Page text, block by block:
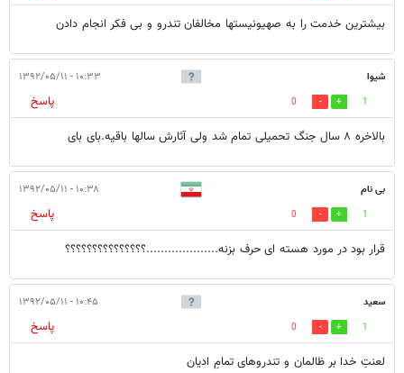
بیشترین خدمت را به صهیونیستها مخالفان تندرو و بی فکر انجام دادن
شيوا ۱۰:۳۳ - ۱۳۹۲/۰۵/۱۱
1
0
پاسخ
بالاخره ٨ سال جنگ تحميلى تمام شد ولى آثارش سالها باقيه.باى باى
بی نام ۱۰:۳۸ - ۱۳۹۲/۰۵/۱۱
1
0
پاسخ
قرار بود در مورد هسته ای حرف بزنه....................؟؟؟؟؟؟؟؟؟؟؟؟؟؟؟
سعید ۱۰:۴۵ - ۱۳۹۲/۰۵/۱۱
1
0
پاسخ
لعنتِ خدا بر ظالمان و تندروهای تمامِ ادیان